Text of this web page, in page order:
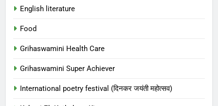
English literature
Food
Grihaswamini Health Care
Grihaswamini Super Achiever
International poetry festival (दिनकर जयंती महोत्सव)